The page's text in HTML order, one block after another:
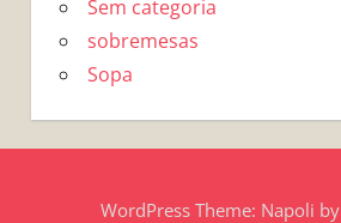
Sem categoria
sobremesas
Sopa
WordPress Theme: Napoli